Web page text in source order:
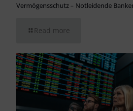
Vermögensschutz – Notleidende
Read more